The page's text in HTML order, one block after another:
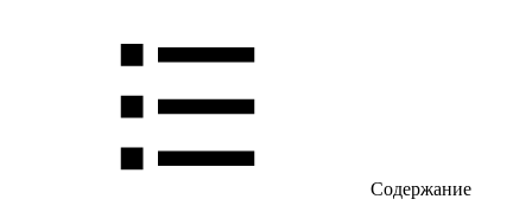
Содержание